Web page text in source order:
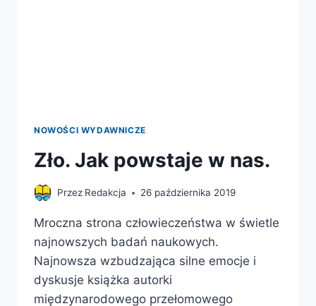
NOWOŚCI WYDAWNICZE
Zło. Jak powstaje w nas.
Przez Redakcja 26 października 2019
Mroczna strona człowieczeństwa w świetle
najnowszych badań naukowych.
Najnowsza wzbudzająca silne emocje i
dyskusje książka autorki
międzynarodowego przełomowego